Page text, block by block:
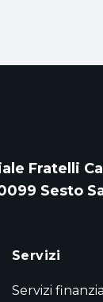
Fratelli
Sesto
Servizi
Servizi